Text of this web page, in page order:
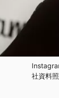
社資料照